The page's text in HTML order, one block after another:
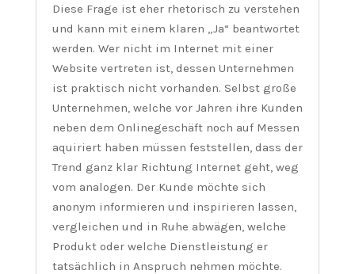
Diese Frage ist eher rhetorisch zu verstehen
und kann mit einem klaren „Ja“ beantwortet
werden. Wer nicht im Internet mit einer
Website vertreten ist, dessen Unternehmen
ist praktisch nicht vorhanden. Selbst große
Unternehmen, welche vor Jahren ihre Kunden
neben dem Onlinegeschäft noch auf Messen
aquiriert haben müssen feststellen, dass der
Trend ganz klar Richtung Internet geht, weg
vom analogen. Der Kunde möchte sich
anonym informieren und inspirieren lassen,
vergleichen und in Ruhe abwägen, welche
Produkt oder welche Dienstleistung er
tatsächlich in Anspruch nehmen möchte.